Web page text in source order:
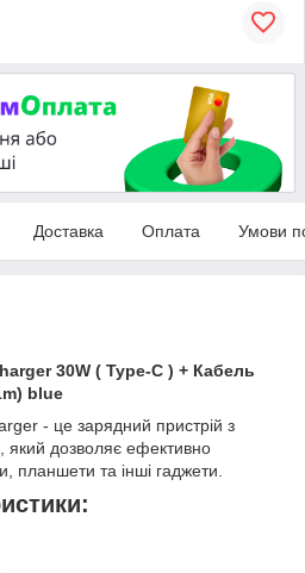
Доставка Оплата Умови
30W ( Type-C ) + Кабель
blue
- це зарядний пристрій з
який дозволяє ефективно
планшети та інші гаджети.